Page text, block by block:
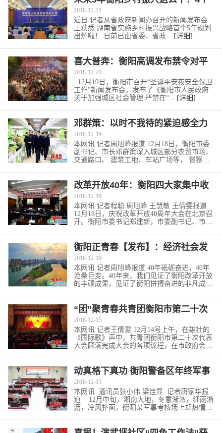
引领区、8个重
2018-12-21
近日 记者从省政府新闻办召开的新闻发布会
上获悉 湖南省实施乡村振兴战略首个5年规划
出炉啦！ 日前已由省委、省政... [详细]
喜大普奔：衡阳高调发布禁令对平
安夜占道狂欢
2018-12-21
工作”新闻发布会，发布了《衡阳市人民政府
关于加强城区社会管理 严禁在“... [详细]
邓群策：以时不我待的紧迫感全力
争创全国文明
2018-12-19
本网讯 记者周旭峰报道 12月18日，衡阳市委
副书记、市长邓群策深入城区部分农贸市场、
交通路口、 建筑工地、车站广场等， 督察全
改革开放40年：衡阳四大家集中收
看庆祝大会直播
2018-12-19
本网讯 记者程聪 周旭峰 王慧敏 王倩雯报道
12月18日，庆祝改革开放40周年大会在北京召
开。衡阳市委书记郑建新，市委副书记、市长
衡阳正青春【发布】：经济社会发
展40年沧桑巨变
2018-12-19
本网讯 记者周旭峰报道 40年砥砺奋进，40年
沧桑巨变。40年来，我们见证了衡阳改革开放
的丰硕成果，见证了衡阳拼搏奋进的非凡成
“团”聚青春共青团衡阳市第二十次
代表大会闭
2018-12-15
本网讯 记者王倩雯 12月14号上午，在雄壮的
《国际歌》声中，共青团衡阳市第二十次代表
大会圆满完成大会的各项议程，在市政府会议
动真格下真功 衡阳警备区年终军事
考核亮剑“演
2018-12-15
本网讯 通讯员张小伟 梁铨显 记者唐家华报
道 12月中旬，湘南大地，冬意渐浓，细雨淅
沥，冷风扑面，衡阳某军事考核场上却热情似